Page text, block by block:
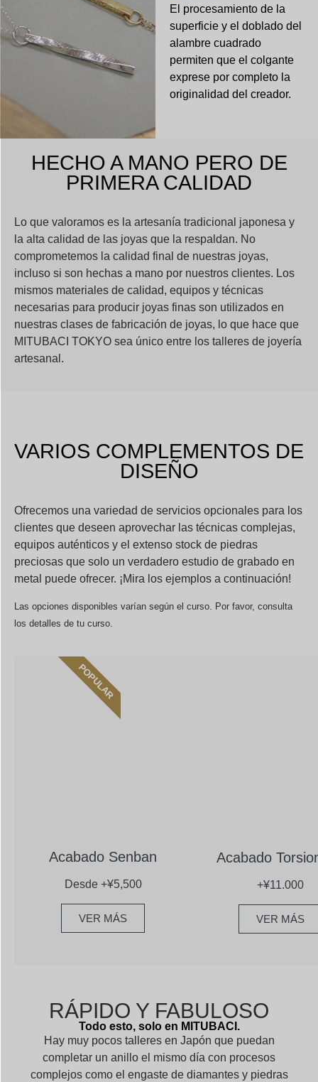
El procesamiento de la
superficie y el doblado del
alambre cuadrado
permiten que el colgante
exprese por completo la
originalidad del creador.
HECHO A MANO PERO DE
PRIMERA CALIDAD
Lo que valoramos es la artesanía tradicional japonesa y
la alta calidad de las joyas que la respaldan. No
comprometemos la calidad final de nuestras joyas,
incluso si son hechas a mano por nuestros clientes. Los
mismos materiales de calidad, equipos y técnicas
necesarias para producir joyas finas son utilizados en
nuestras clases de fabricación de joyas, lo que hace que
MITUBACI TOKYO sea único entre los talleres de joyería
artesanal.
VARIOS COMPLEMENTOS DE
DISEÑO
Ofrecemos una variedad de servicios opcionales para los
clientes que deseen aprovechar las técnicas complejas,
equipos auténticos y el extenso stock de piedras
preciosas que solo un verdadero estudio de grabado en
metal puede ofrecer. ¡Mira los ejemplos a continuación!
Las opciones disponibles varían según el curso. Por favor, consulta
los detalles de tu curso.
Acabado Senban
Desde +¥5,500
VER MÁS
POPULAR
Acabado
+¥11.000
VER MÁS
RÁPIDO Y FABULOSO
Todo esto, solo en MITUBACI.
Hay muy pocos talleres en Japón que puedan
completar un anillo el mismo día con procesos
complejos como el engaste de diamantes y piedras